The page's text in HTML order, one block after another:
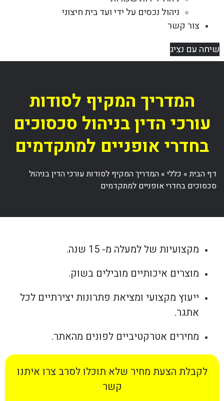
ניהול נכסים על ידי ועד בית חיצוני
צור קשר
שיחה עם נציג
המדריך המקיף לסודות
עורכי הדין בניהול סכסוכים
בחדרי אופניים למתקדמים
דף הבית» כללי» המדריך המקיף לסודות עורכי הדין בניהול
סכסוכים בחדרי אופניים למתקדמים
מקצועיות של למעלה מ- 15 שנה.
מוצרים איכותיים מובילים בשוק.
ייעוץ מקצועי ומציאת פתרונות יצירתיים לכל
אתגר.
מחירים אטרקטיביים לפונים מהאתר.
לקבלת הצעת מחיר שלא תוכלו לסרב צרו איתנו
קשר